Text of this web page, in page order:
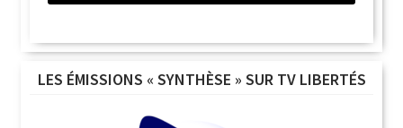
LES ÉMISSIONS « SYNTHÈSE » SUR TV LIBERTÉS